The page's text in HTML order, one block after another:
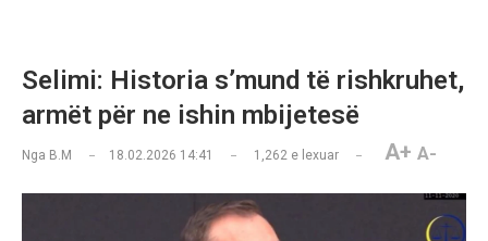
​Selimi: Historia s’mund të rishkruhet,
armët për ne ishin mbijetesë
Nga B.M 18.02.2026 14:41 1,262 e lexuar A+ A-